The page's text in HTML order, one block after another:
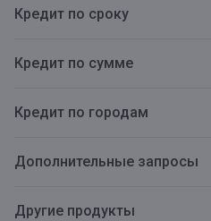
Кредит по сроку
Кредит по сумме
Кредит по городам
Дополнительные запросы
Другие продукты